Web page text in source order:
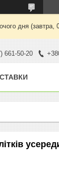
дня (завтра,
661-50-20